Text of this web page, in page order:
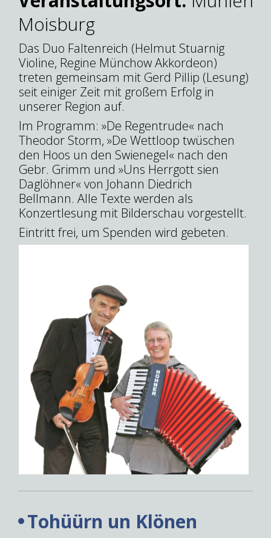
Moisburg
Das Duo Faltenreich (Helmut Stuarnig
Violine, Regine Münchow Akkordeon)
treten gemeinsam mit Gerd Pillip (Lesung)
seit einiger Zeit mit großem Erfolg in
unserer Region auf.
Im Programm: »De Regentrude« nach
Theodor Storm, »De Wettloop twüschen
den Hoos un den Swienegel« nach den
Gebr. Grimm und »Uns Herrgott sien
Daglöhner« von Johann Diedrich
Bellmann. Alle Texte werden als
Konzertlesung mit Bilderschau vorgestellt.
Eintritt frei, um Spenden wird gebeten.
Tohüürn un Klönen